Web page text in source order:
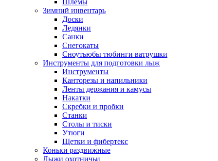
Шлемы
Зимний инвентарь
Доски
Ледянки
Санки
Снегокаты
Сноутьюбы тюбинги ватрушки
Инструменты для подготовки лыж
Инструменты
Канторезы и напильники
Ленты держания и камусы
Накатки
Скребки и пробки
Станки
Столы и тиски
Утюги
Щетки и фибертекс
Коньки раздвижные
Лыжи охотничьи